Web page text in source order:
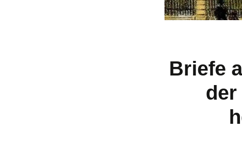
Briefe
der